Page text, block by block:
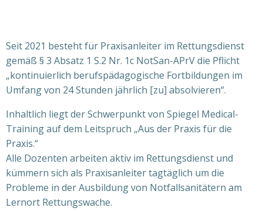
Seit 2021 besteht für Praxisanleiter im Rettungsdienst
gemäß § 3 Absatz 1 S.2 Nr. 1c NotSan-APrV die Pflicht
„kontinuierlich berufspädagogische Fortbildungen im
Umfang von 24 Stunden jährlich [zu] absolvieren“.
Inhaltlich liegt der Schwerpunkt von Spiegel Medical-
Training auf dem Leitspruch „Aus der Praxis für die
Praxis.“
Alle Dozenten arbeiten aktiv im Rettungsdienst und
kümmern sich als Praxisanleiter tagtäglich um die
Probleme in der Ausbildung von Notfallsanitätern am
Lernort Rettungswache.